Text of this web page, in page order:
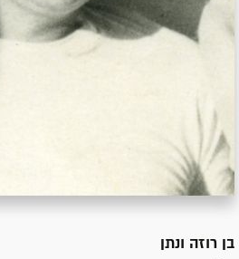
בן רוזה ונתן